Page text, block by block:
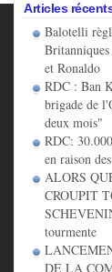
Articles
Balotelli
et Ronaldo
RDC : Ban
brigade de
deux mois"
RDC:
en raison
ALORS
CROUPIT
tourmente
DE LA